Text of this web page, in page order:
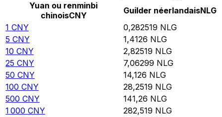
Yuan ou renminbi
chinoisCNY Guilder néerlandaisNLG
1 CNY 0,282519 NLG
5 CNY 1,4126 NLG
10 CNY 2,82519 NLG
25 CNY 7,06299 NLG
50 CNY 14,126 NLG
100 CNY 28,2519 NLG
500 CNY 141,26 NLG
1 000 CNY 282,519 NLG